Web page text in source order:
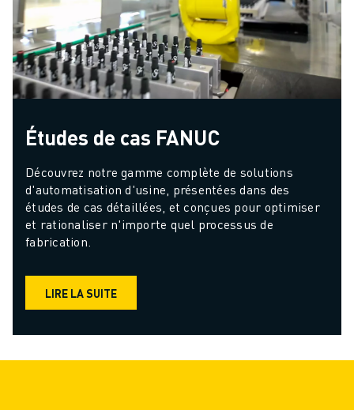
Études de cas FANUC
Découvrez notre gamme complète de solutions
d'automatisation d'usine, présentées dans des
études de cas détaillées, et conçues pour optimiser
et rationaliser n'importe quel processus de
fabrication.
LIRE LA SUITE